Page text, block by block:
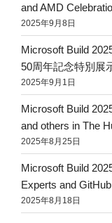
and AMD
2025年9月8日
Microsoft Build
50周年記念特別展
2025年9月1日
Microsoft Build
and others in The
2025年8月25日
Microsoft Build
Experts and
2025年8月18日